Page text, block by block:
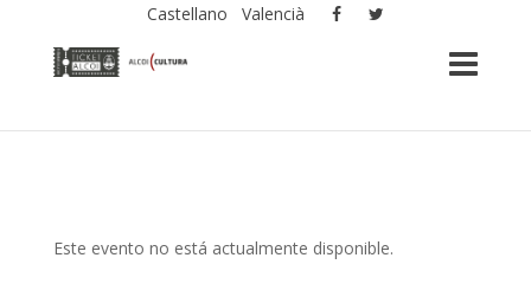
Castellano Valencià
Este evento no está actualmente disponible.